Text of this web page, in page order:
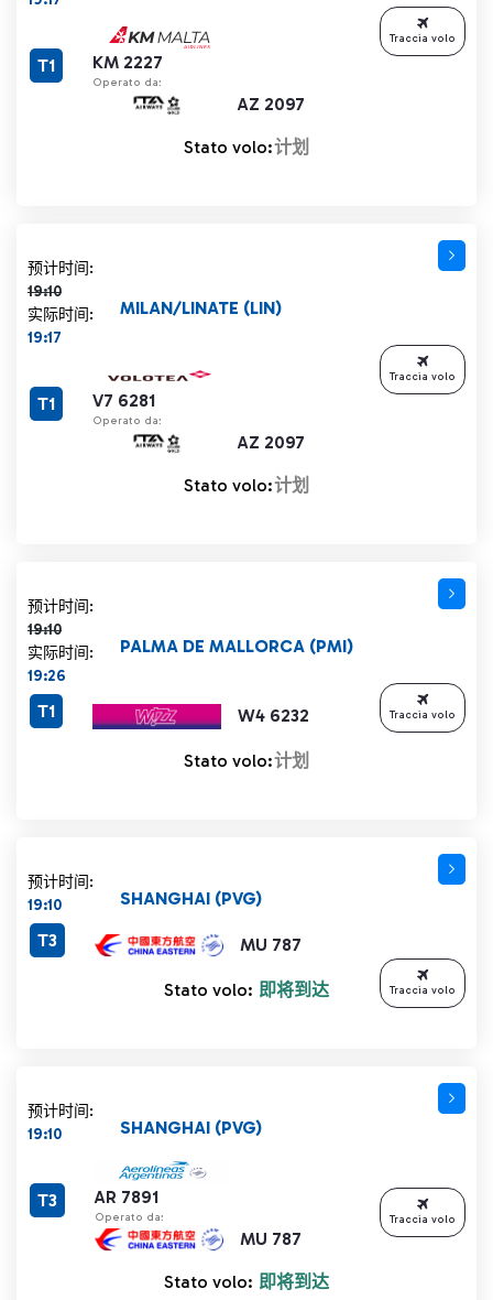
KM 2227
Operato da:
AZ 2097
T1
Stato volo:计划
Traccia volo
预计时间:
19:10
计划时间 19:10 删除线
实际时间:
19:17
V7 6281
Operato da:
AZ 2097
MILAN/LINATE (LIN)
T1
Stato volo:计划
Traccia volo
预计时间:
19:10
计划时间 19:10 删除线
实际时间:
19:26
W4 6232
PALMA DE MALLORCA (PMI)
T1
Stato volo:计划
Traccia volo
预计时间:
19:10
MU 787
SHANGHAI (PVG)
T3
Stato volo: 即将到达 Traccia volo
预计时间:
19:10
AR 7891
Operato da:
MU 787
SHANGHAI (PVG)
T3
Stato volo: 即将到达
Traccia volo